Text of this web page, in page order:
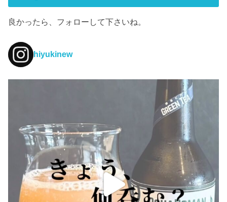
良かったら、フォローして下さいね。
hiyukinew